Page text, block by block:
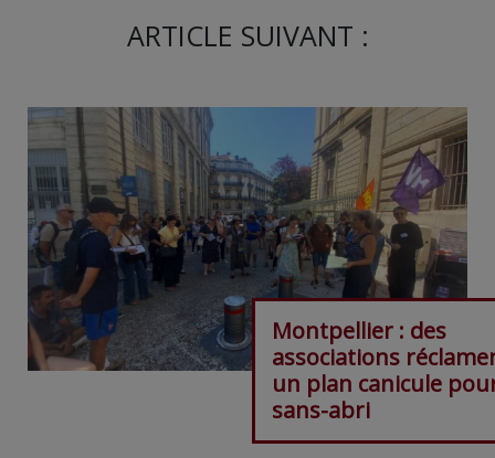
ARTICLE SUIVANT :
Montpellier : des
associations
un plan canicule
sans-abri